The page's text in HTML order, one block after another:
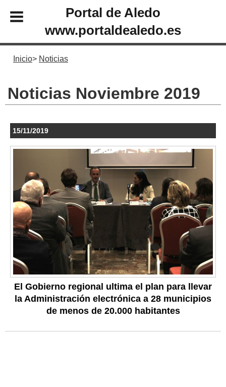
Portal de Aledo
www.portaldealedo.es
Inicio Noticias
Noticias Noviembre 2019
15/11/2019
El Gobierno regional ultima el plan para llevar
la Administración electrónica a 28 municipios
de menos de 20.000 habitantes